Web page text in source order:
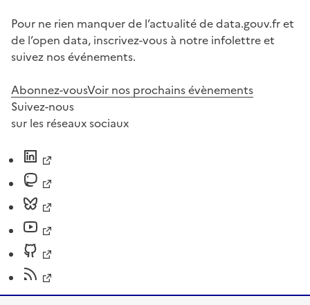
Pour ne rien manquer de l’actualité de data.gouv.fr et
de l’open data, inscrivez-vous à notre infolettre et
suivez nos événements.
Abonnez-vousVoir nos prochains évènements
Suivez-nous
sur les réseaux sociaux